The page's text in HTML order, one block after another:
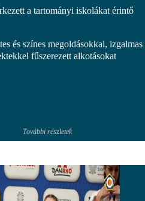
a tartományi iskolákat érintő
és színes megoldásokkal, izgalmas
fűszerezett alkotásokat
További részletek